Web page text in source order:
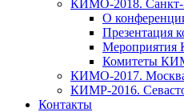
КИМО-2018. Санкт-
О
Презентация
Комитеты
КИМО-2017.
КИМР-2016.
Контакты